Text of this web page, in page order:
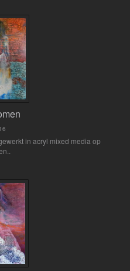
in acryl mixed media op